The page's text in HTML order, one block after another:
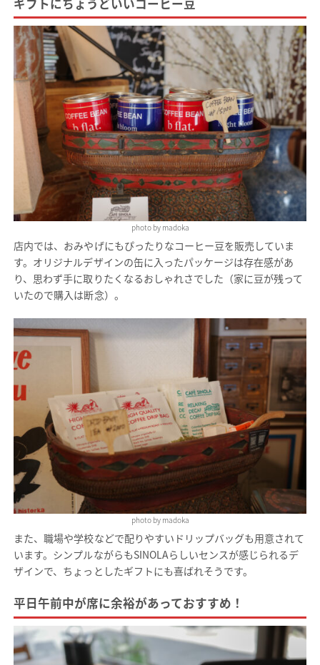
ギフトにちょうどいいコーヒー豆
photo by madoka
店内では、おみやげにもぴったりなコーヒー豆を販売していま
す。オリジナルデザインの缶に入ったパッケージは存在感があ
り、思わず手に取りたくなるおしゃれさでした（家に豆が残って
いたので購入は断念）。
photo by madoka
また、職場や学校などで配りやすいドリップバッグも用意されて
います。シンプルながらもSINOLAらしいセンスが感じられるデ
ザインで、ちょっとしたギフトにも喜ばれそうです。
平日午前中が席に余裕があっておすすめ！